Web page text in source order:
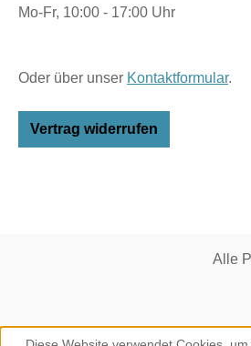
Mo-Fr, 10:00 - 17:00 Uhr
Oder über unser Kontaktformular.
Vertrag widerrufen
Alle